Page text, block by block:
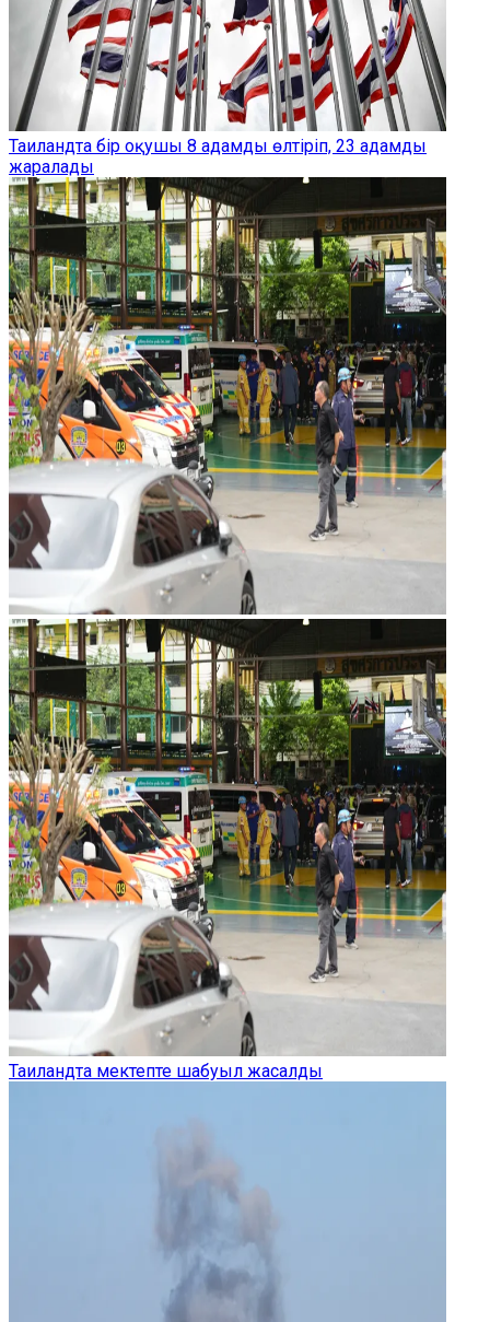
Таиландта бір оқушы 8 адамды өлтіріп, 23 адамды
жаралады
Таиландта мектепте шабуыл жасалды